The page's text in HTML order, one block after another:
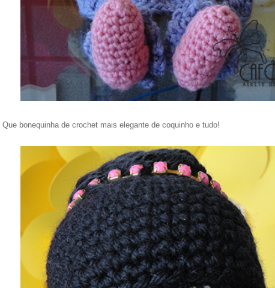
Que bonequinha de crochet mais elegante de coquinho e tudo!